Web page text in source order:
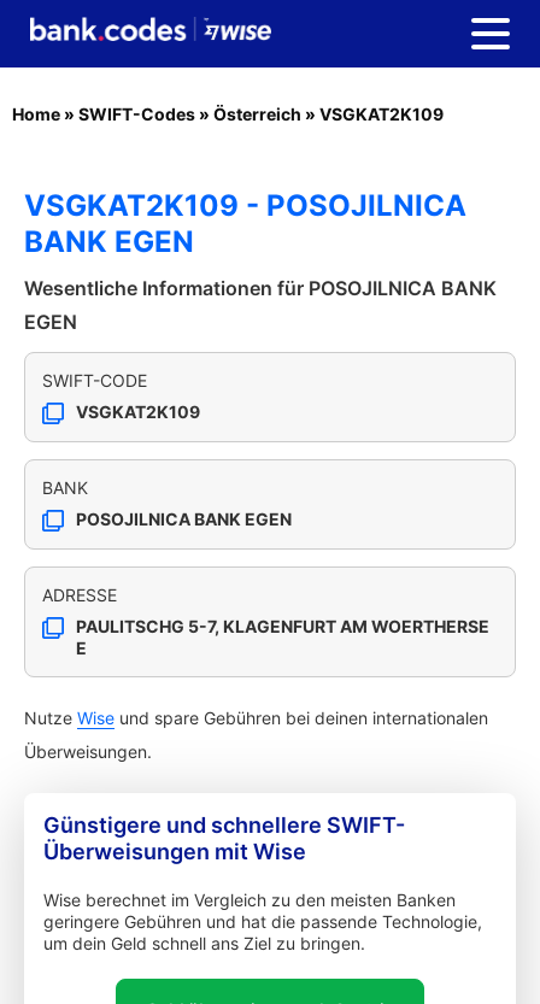
Home » SWIFT-Codes » Österreich » VSGKAT2K109
VSGKAT2K109 - POSOJILNICA
BANK EGEN
Wesentliche Informationen für POSOJILNICA BANK
EGEN
SWIFT-CODE
VSGKAT2K109
BANK
POSOJILNICA BANK EGEN
ADRESSE
PAULITSCHG 5-7, KLAGENFURT AM WOERTHERSE
E
Nutze Wise und spare Gebühren bei deinen internationalen
Überweisungen.
Günstigere und schnellere SWIFT-
Überweisungen mit Wise
Wise berechnet im Vergleich zu den meisten Banken
geringere Gebühren und hat die passende Technologie,
um dein Geld schnell ans Ziel zu bringen.